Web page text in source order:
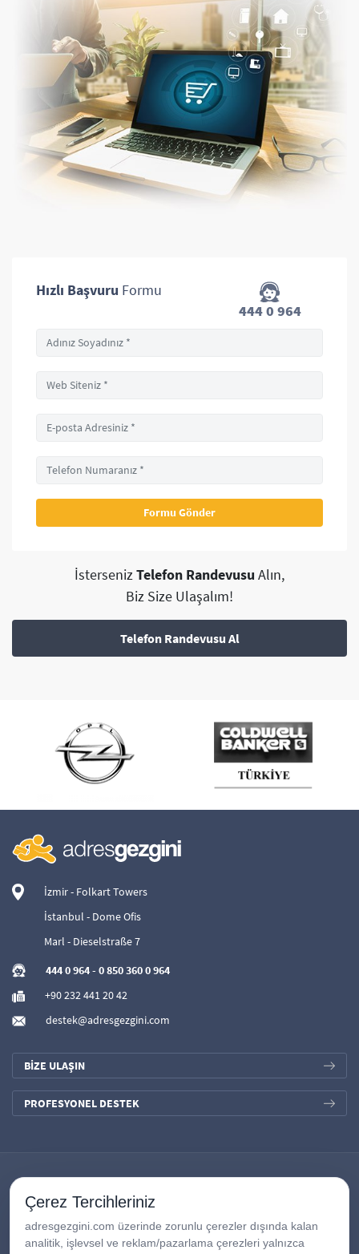
Hızlı Başvuru Formu
444 0 964
İstersenizTelefon Randevusu Alın,
Biz Size Ulaşalım!
Telefon Randevusu Al
İzmir - Folkart Towers
İstanbul - Dome Ofis
Marl - Dieselstraße 7
444 0 964- 0 850 360 0 964
+90 232 441 20 42
destek@adresgezgini.com
BİZE ULAŞIN
PROFESYONEL DESTEK
Çerez Tercihleriniz
adresgezgini.com üzerinde zorunlu çerezler dışında kalan
analitik, işlevsel ve reklam/pazarlama çerezleri yalnızca